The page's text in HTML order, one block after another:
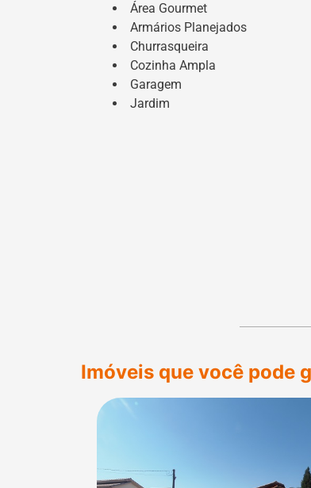
Área Gourmet
Armários Planejados
Churrasqueira
Cozinha Ampla
Garagem
Jardim
Imóveis que você pode